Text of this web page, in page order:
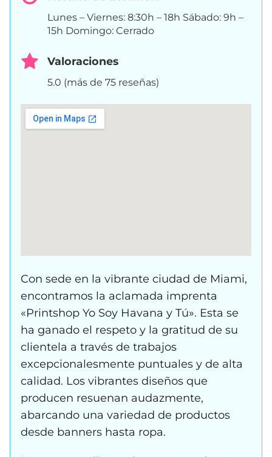
Lunes – Viernes: 8:30h – 18h Sábado: 9h –
15h Domingo: Cerrado
Valoraciones
5.0 (más de 75 reseñas)
Con sede en la vibrante ciudad de Miami,
encontramos la aclamada imprenta
«Printshop Yo Soy Havana y Tú». Esta se
ha ganado el respeto y la gratitud de su
clientela a través de trabajos
excepcionalesmente puntuales y de alta
calidad. Los vibrantes diseños que
producen resuenan audazmente,
abarcando una variedad de productos
desde banners hasta ​ropa.